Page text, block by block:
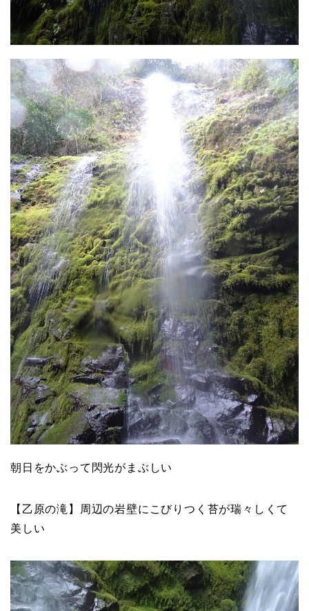
朝日をかぶって閃光がまぶしい
【乙原の滝】周辺の岩壁にこびりつく苔が瑞々しくて
美しい